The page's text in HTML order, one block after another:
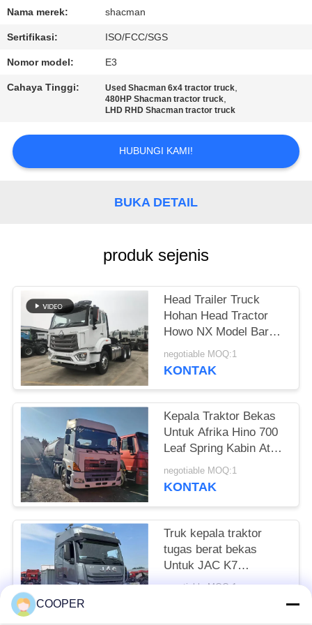
KUALITAS
KAMI
PERMINTAAN
PENAWARAN
Nama merek: shacman
Sertifikasi: ISO/FCC/SGS
Nomor model: E3
Cahaya Tinggi: Used Shacman 6x4 tractor truck,
480HP Shacman tractor truck,
LHD RHD Shacman tractor truck
HUBUNGI KAMI!
BUKA DETAIL
produk sejenis
Head Trailer Truck
Hohan Head Tractor
Howo NX Model Baru
2025 Tahun 10 Ban
Mengemudi Kanan
negotiable MOQ:1
KONTAK
Kepala Traktor Bekas
Untuk Afrika Hino 700
Leaf Spring Kabin Atap
Tinggi 6 * 4 Truk Tugas
Berat awet
negotiable MOQ:1
KONTAK
Truk kepala traktor
tugas berat bekas
Untuk JAC K7
Transmisi otomatis ZF
negotiable MOQ:1
COOPER